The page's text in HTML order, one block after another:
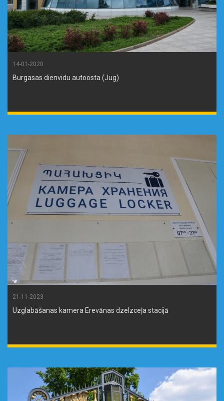
14-01-2020
Burgasas dienvidu autoosta (Jug)
21-11-2023
Uzglabāšanas kamera Erevānas dzelzceļa stacijā